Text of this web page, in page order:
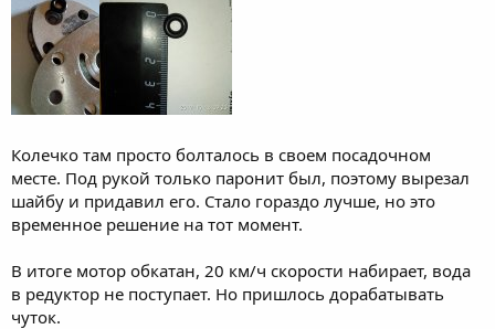
Колечко там просто болталось в своем посадочном
месте. Под рукой только паронит был, поэтому вырезал
шайбу и придавил его. Стало гораздо лучше, но это
временное решение на тот момент.
В итоге мотор обкатан, 20 км/ч скорости набирает, вода
в редуктор не поступает. Но пришлось дорабатывать
чуток.